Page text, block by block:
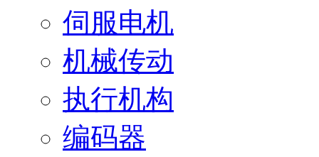
伺服电机
机械传动
执行机构
编码器